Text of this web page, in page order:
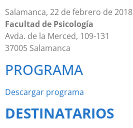
Salamanca, 22 de febrero de 2018
Facultad de Psicología
Avda. de la Merced, 109-131
37005 Salamanca
PROGRAMA
Descargar programa
DESTINATARIOS